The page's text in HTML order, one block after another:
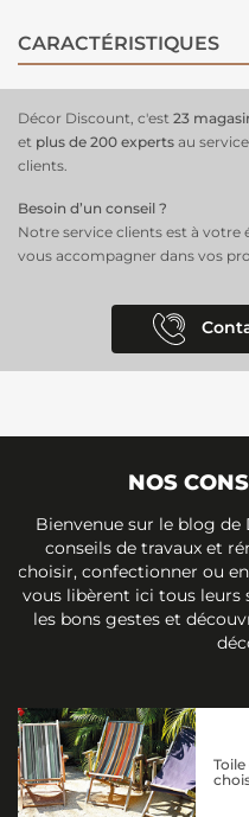
CARACTÉRISTIQUES
Décor Discount, c'est 23
et plus de 200 experts au
clients.
Besoin d’un conseil ?
Notre service clients est à votre
vous accompagner dans vos
NOS
Bienvenue sur le blog
conseils de travaux et
choisir, confectionner ou
vous libèrent ici tous leurs
les bons gestes et